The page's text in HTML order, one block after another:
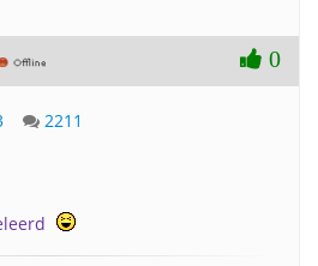
0
2211